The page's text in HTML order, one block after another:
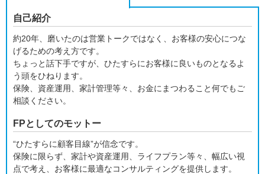
自己紹介
約20年、磨いたのは営業トークではなく、お客様の安心につな
げるための考え方です。
ちょっと話下手ですが、ひたすらにお客様に良いものとなるよ
う頭をひねります。
保険、資産運用、家計管理等々、お金にまつわること何でもご
相談ください。
FPとしてのモットー
“ひたすらに顧客目線”が信念です。
保険に限らず、家計や資産運用、ライフプラン等々、幅広い視
点で考え、お客様に最適なコンサルティングを提供します。